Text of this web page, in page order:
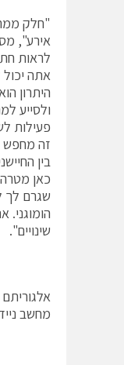
"חלק
לראות
אתה
היתרון
ולסייע
פעילות
זה מחפש
בין
כאן
שגרם לך
שינויים".
מחשב